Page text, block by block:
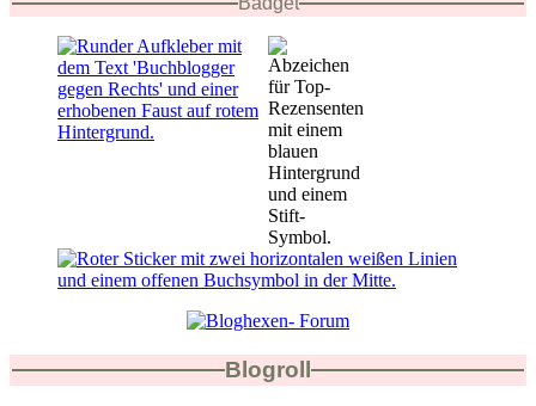
Blogroll